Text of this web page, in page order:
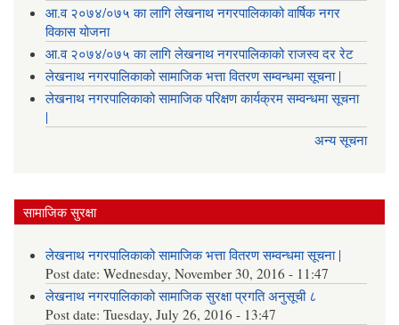
आ.व २०७४/०७५ का लागि लेखनाथ नगरपालिकाको वार्षिक नगर
विकास योजना
आ.व २०७४/०७५ का लागि लेखनाथ नगरपालिकाको राजस्व दर रेट
लेखनाथ नगरपालिकाको सामाजिक भत्ता वितरण सम्वन्धमा सूचना |
लेखनाथ नगरपालिकाको सामाजिक परिक्षण कार्यक्रम सम्वन्धमा सूचना
|
अन्य सूचना
सामाजिक सुरक्षा
लेखनाथ नगरपालिकाको सामाजिक भत्ता वितरण सम्वन्धमा सूचना |
Post date:Wednesday, November 30, 2016 - 11:47
लेखनाथ नगरपालिकाको सामाजिक सुरक्षा प्रगति अनुसूची ८
Post date:Tuesday, July 26, 2016 - 13:47